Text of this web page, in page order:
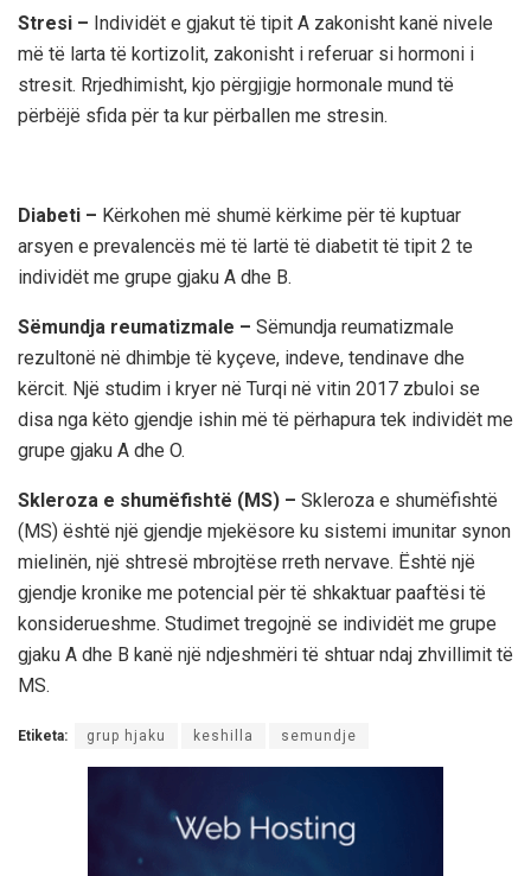
Stresi – Individët e gjakut të tipit A zakonisht kanë nivele
më të larta të kortizolit, zakonisht i referuar si hormoni i
stresit. Rrjedhimisht, kjo përgjigje hormonale mund të
përbëjë sfida për ta kur përballen me stresin.
Diabeti – Kërkohen më shumë kërkime për të kuptuar
arsyen e prevalencës më të lartë të diabetit të tipit 2 te
individët me grupe gjaku A dhe B.
Sëmundja reumatizmale – Sëmundja reumatizmale
rezultonë në dhimbje të kyçeve, indeve, tendinave dhe
kërcit. Një studim i kryer në Turqi në vitin 2017 zbuloi se
disa nga këto gjendje ishin më të përhapura tek individët me
grupe gjaku A dhe O.
Skleroza e shumëfishtë (MS) – Skleroza e shumëfishtë
(MS) është një gjendje mjekësore ku sistemi imunitar synon
mielinën, një shtresë mbrojtëse rreth nervave. Është një
gjendje kronike me potencial për të shkaktuar paaftësi të
konsiderueshme. Studimet tregojnë se individët me grupe
gjaku A dhe B kanë një ndjeshmëri të shtuar ndaj zhvillimit të
MS.
Etiketa: grup hjaku keshilla semundje